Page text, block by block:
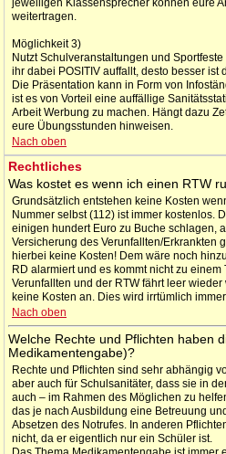
jeweiligen Klassensprecher können eure
weitertragen.
Möglichkeit 3)
Nutzt Schulveranstaltungen und
ihr dabei POSITIV auffallt, desto besser ist
Die Präsentation kann in Form von
ist es von Vorteil eine auffällige
Arbeit Werbung zu machen. Hängt dazu
eure Übungsstunden hinweisen.
Nach oben
Rechtliches
Was kostet es wenn ich einen RTW
Grundsätzlich entstehen keine Kosten
Nummer selbst (112) ist immer kostenlos.
einigen hundert Euro zu Buche schlagen,
Versicherung des Verunfallten/Erkrankten
hierbei keine Kosten! Dem wäre noch
RD alarmiert und es kommt nicht zu
Verunfallten und der RTW fährt leer
keine Kosten an. Dies wird irrtümlich
Nach oben
Welche Rechte und Pflichten haben
Medikamentengabe)?
Rechte und Pflichten sind sehr abhängig
aber auch für Schulsanitäter, dass sie in
auch – im Rahmen des Möglichen zu
das je nach Ausbildung eine Betreuung
Absetzen des Notrufes. In anderen
nicht, da er eigentlich nur ein Schüler ist.